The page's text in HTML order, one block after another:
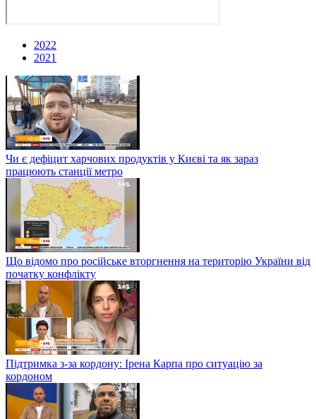
2022
2021
Чи є дефіцит харчових продуктів у Києві та як зараз
працюють станції метро
Що відомо про російське вторгнення на територію України від
початку конфлікту
Підтримка з-за кордону: Ірена Карпа про ситуацію за
кордоном